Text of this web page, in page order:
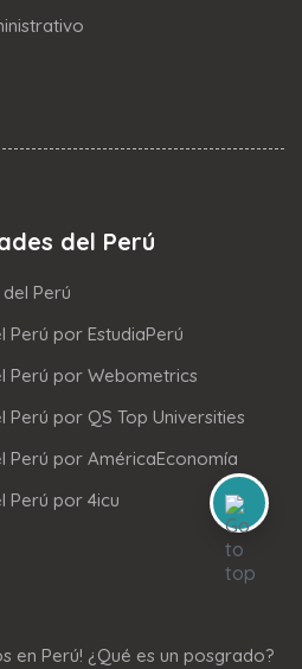
del Perú
Perú
Perú por EstudiaPerú
Perú por Webometrics
por QS Top Universities
Perú por AméricaEconomía
Perú por 4icu
en Perú! ¿Qué es un posgrado?